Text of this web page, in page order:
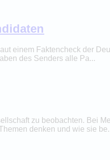
einem Faktencheck der
des Senders alle Pa...
zu beobachten. Bei
denken und wie sie